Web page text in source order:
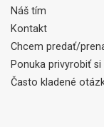
Náš tím
Kontakt
Chcem predať/
Ponuka privyrobiť si
Často kladené